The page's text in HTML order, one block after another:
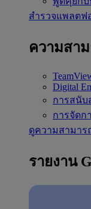
สำรวจแพลตฟ
ความสา
Digital
การสนับ
การจัดก
ดูความสามาร
รายงาน